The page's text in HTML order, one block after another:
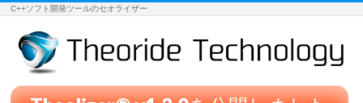
C++ソフト開発ツールのセオライザー